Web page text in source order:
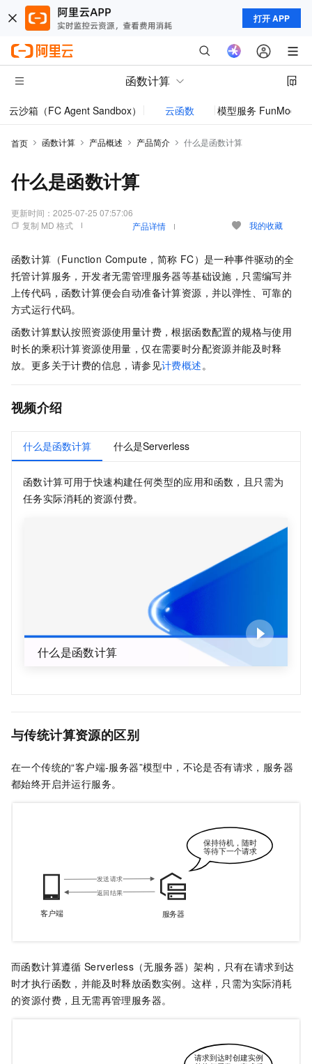
打开 APP
函数计算
云沙箱（FC Agent Sandbox） 云函数 模型服务 FunModel
首页 函数计算 产品概述 产品简介 什么是函数计算
什么是函数计算
更新时间： 2025-07-25 07:57:06
复制 MD 格式
产品详情 我的收藏
函数计算 （Function Compute，简称 FC）是一种事件驱动的全
托管计算服务，开发者无需管理服务器等基础设施，只需编写并
上传代码， 函数计算便会自动准备计算资源，并以弹性、可靠的
方式运行代码。
函数计算默认按照资源使用量计费，根据函数配置的规格与使用
时长的乘积计算资源使用量，仅在需要时分配资源并能及时释
放。更多关于计费的信息，请参见计费概述。
视频介绍
什么是函数计算 什么是Serverless
函数计算可用于快速构建任何类型的应用和函数，且只需为
任务实际消耗的资源付费。
什么是函数计算
与传统计算资源的区别
在一个传统的“客户端-服务器”模型中，不论是否有请求，服务器
都始终开启并运行服务。
而函数计算遵循 Serverless（无服务器）架构，只有在请求到达
时才执行函数，并能及时释放函数实例。这样，只需为实际消耗
的资源付费，且无需再管理服务器。